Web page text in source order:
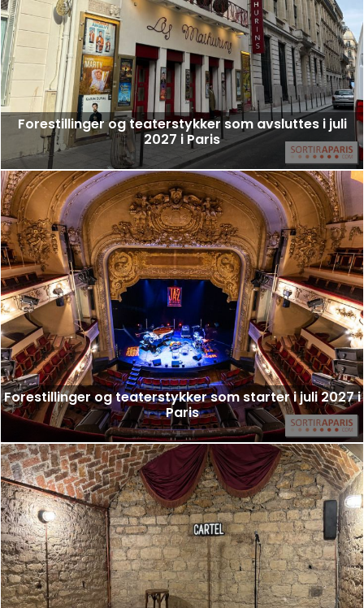
Forestillinger og teaterstykker som avsluttes i juli
2027 i Paris
Forestillinger og teaterstykker som starter i juli 2027 i
Paris